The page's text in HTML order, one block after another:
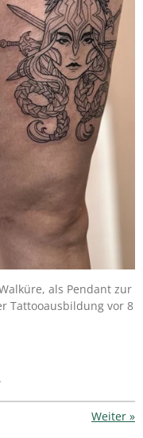
als Pendant zur
Tattooausbildung vor 8
Weiter »